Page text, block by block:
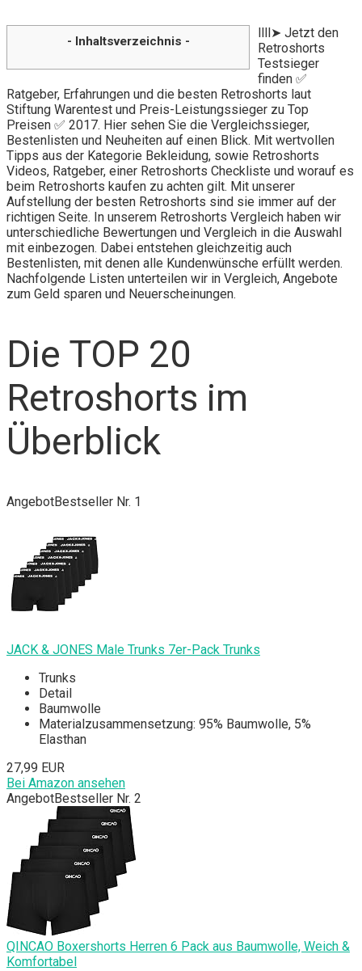
- Inhaltsverzeichnis -
llll➤ Jetzt den
Retroshorts
Testsieger
finden ✅
Ratgeber, Erfahrungen und die besten Retroshorts laut
Stiftung Warentest und Preis-Leistungssieger zu Top
Preisen ✅ 2017. Hier sehen Sie die Vergleichssieger,
Bestenlisten und Neuheiten auf einen Blick. Mit wertvollen
Tipps aus der Kategorie Bekleidung, sowie Retroshorts
Videos, Ratgeber, einer Retroshorts Checkliste und worauf es
beim Retroshorts kaufen zu achten gilt. Mit unserer
Aufstellung der besten Retroshorts sind sie immer auf der
richtigen Seite. In unserem Retroshorts Vergleich haben wir
unterschiedliche Bewertungen und Vergleich in die Auswahl
mit einbezogen. Dabei entstehen gleichzeitig auch
Bestenlisten, mit denen alle Kundenwünsche erfüllt werden.
Nachfolgende Listen unterteilen wir in Vergleich, Angebote
zum Geld sparen und Neuerscheinungen.
Die TOP 20
Retroshorts im
Überblick
AngebotBestseller Nr. 1
JACK & JONES Male Trunks 7er-Pack Trunks
Trunks
Detail
Baumwolle
Materialzusammensetzung: 95% Baumwolle, 5%
Elasthan
27,99 EUR
Bei Amazon ansehen
AngebotBestseller Nr. 2
QINCAO Boxershorts Herren 6 Pack aus Baumwolle, Weich &
Komfortabel